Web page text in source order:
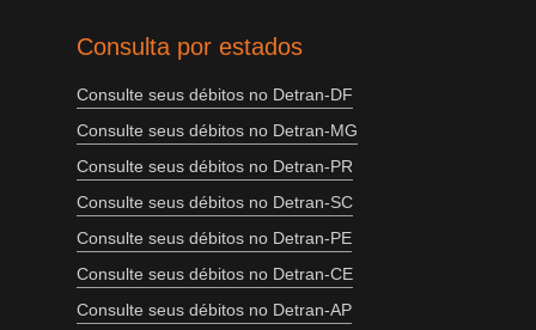
Consulta por estados
Consulte seus débitos no Detran-DF
Consulte seus débitos no Detran-MG
Consulte seus débitos no Detran-PR
Consulte seus débitos no Detran-SC
Consulte seus débitos no Detran-PE
Consulte seus débitos no Detran-CE
Consulte seus débitos no Detran-AP